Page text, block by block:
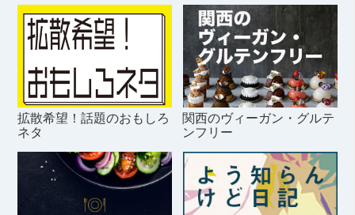
拡散希望！話題のおもしろ
ネタ
関西のヴィーガン・グルテ
ンフリー